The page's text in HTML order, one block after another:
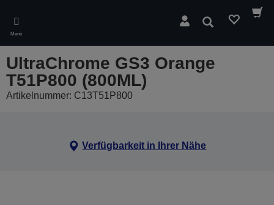
main
content
Menü
Suchen
UltraChrome GS3 Orange
T51P800 (800ML)
Artikelnummer: C13T51P800
Verfügbarkeit in Ihrer Nähe